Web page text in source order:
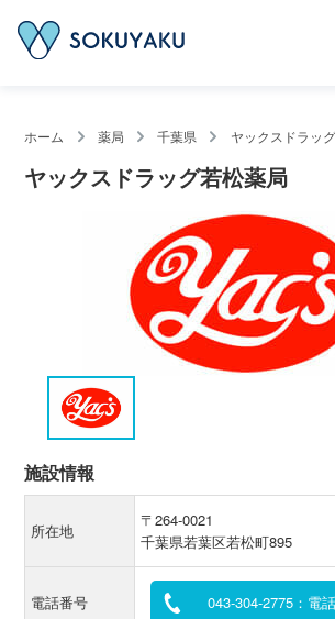
ホーム 薬局 千葉県 ヤックスドラッ
ヤックスドラッグ若松薬局
施設情報
所在地
〒264-0021
千葉県若葉区若松町895
電話番号 043-304-2775：電